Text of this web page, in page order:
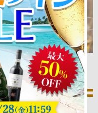
＆
ワイン
めワイン